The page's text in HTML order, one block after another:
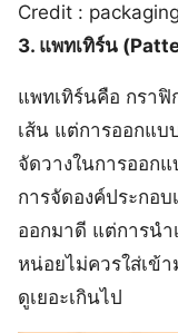
Credit :
3. แพทเทิร์น
แพทเทิร์นคือ กราฟิ
เส้น แต่การออกแบ
จัดวางในการออก
การจัดองค์ประกอ
ออกมาดี แต่การนำ
หน่อยไม่ควรใส่เข้
ดูเยอะเกินไป